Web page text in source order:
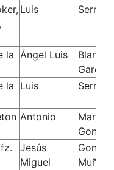
Luis Serrano
la Ángel Luis
Blanco
García
la Luis Serrano
Antonio
Martín
Jesús
Miguel
Muñoz